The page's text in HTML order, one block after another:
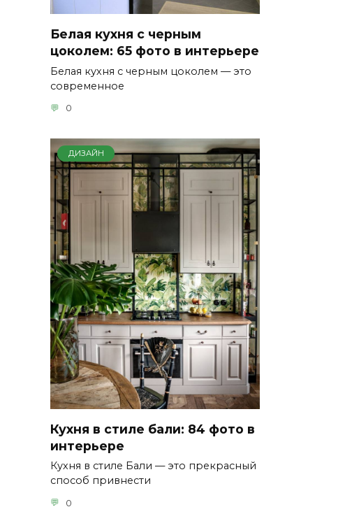
Белая кухня с черным
цоколем: 65 фото в интерьере
Белая кухня с черным цоколем — это
современное
0
ДИЗАЙН
Кухня в стиле бали: 84 фото в
интерьере
Кухня в стиле Бали — это прекрасный
способ привнести
0